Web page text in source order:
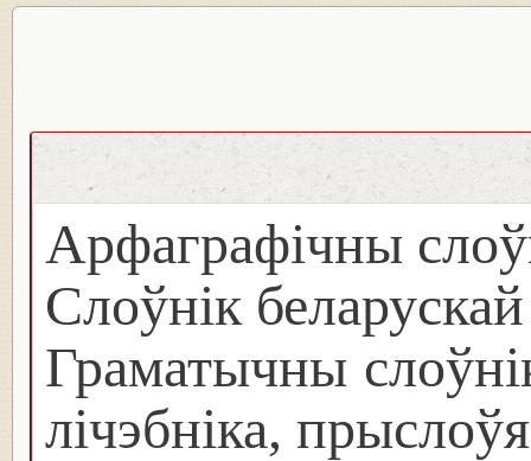
Арфаграфічны
Слоўнік
Граматычны
лічэбніка, прыслоўя